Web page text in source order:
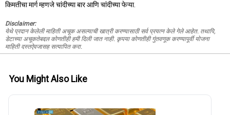
किमतीचा मार्ग म्हणजे चांदीच्या बार आणि चांदीच्या फेऱ्या.
Disclaimer:
येथे प्रदान केलेली माहिती अचूक असल्याची खात्री करण्यासाठी सर्व प्रयत्न केले गेले आहेत. तथापि,
डेटाच्या अचूकतेबद्दल कोणतीही हमी दिली जात नाही. कृपया कोणतीही गुंतवणूक करण्यापूर्वी योजना
माहिती दस्तऐवजासह सत्यापित करा.
You Might Also Like